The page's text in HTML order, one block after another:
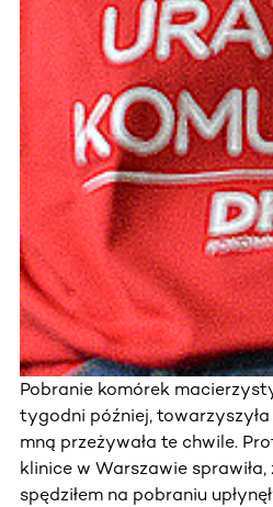
Pobranie komórek
tygodni później,
mną przeżywała te chwile.
klinice w Warszawie
spędziłem na pobraniu